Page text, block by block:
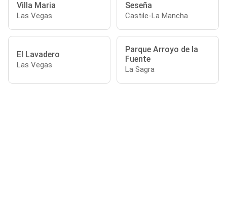
Villa Maria
Las Vegas
Seseña
Castile-La Mancha
El Lavadero
Las Vegas
Parque Arroyo de la
Fuente
La Sagra